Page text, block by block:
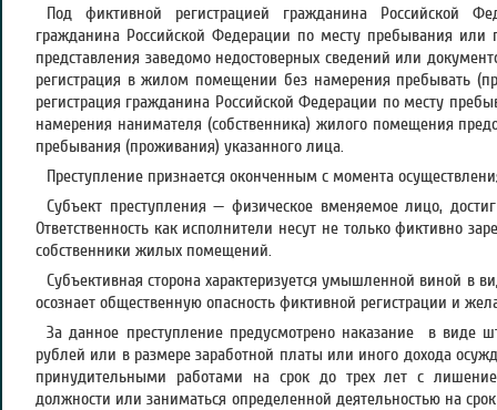
Под фиктивной регистрацией гражданина Российской
гражданина Российской Федерации по месту пребывания или
представления заведомо недостоверных сведений или
регистрация в жилом помещении без намерения пребывать
регистрация гражданина Российской Федерации по месту
намерения нанимателя (собственника) жилого помещения
пребывания (проживания) указанного лица.
Преступление признается оконченным с момента
Субъект преступления — физическое вменяемое лицо,
Ответственность как исполнители несут не только фиктивно
собственники жилых помещений.
Субъективная сторона характеризуется умышленной виной в
осознает общественную опасность фиктивной регистрации и
За данное преступление предусмотрено наказание в виде
рублей или в размере заработной платы или иного дохода
принудительными работами на срок до трех лет с
должности или заниматься определенной деятельностью на